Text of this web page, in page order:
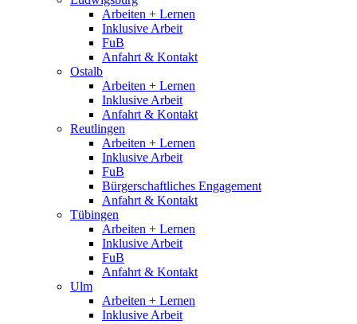
Arbeiten + Lernen
Inklusive Arbeit
FuB
Anfahrt & Kontakt
Ostalb
Arbeiten + Lernen
Inklusive Arbeit
Anfahrt & Kontakt
Reutlingen
Arbeiten + Lernen
Inklusive Arbeit
FuB
Bürgerschaftliches Engagement
Anfahrt & Kontakt
Tübingen
Arbeiten + Lernen
Inklusive Arbeit
FuB
Anfahrt & Kontakt
Ulm
Arbeiten + Lernen
Inklusive Arbeit